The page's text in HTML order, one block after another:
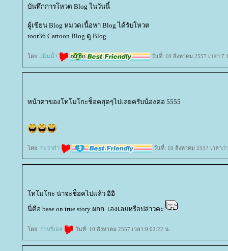
บันทึกการโหวต Blog ในวันนี้
ผู้เขียน Blog หมวดเนื้อหา Blog ได้รับโหวต
toor36 Cartoon Blog ดู Blog
ดย: เนินน้ำ วันที่: 10 สิงหาคม 2557 เวลา
หน้าตาของโทโมโกะช็อคสุดๆไปเลยครับน้องต่อ 5555
ดย: กะว่าก๋า วันที่: 10 สิงหาคม 2557 เวลา
ทโมโกะ น่าจะช็อคไปแล้ว อิอิ
นี่คือ base on true story ผกก. เองเลยหรือปล่าวคะ
ดย: กาบริเอล วันที่: 10 สิงหาคม 2557 เวลา:9:02:22 น.